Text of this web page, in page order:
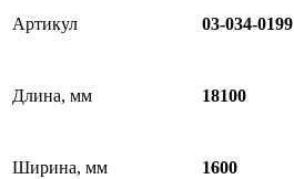
Артикул 03-034-0199
Длина, мм 18100
Ширина, мм 1600